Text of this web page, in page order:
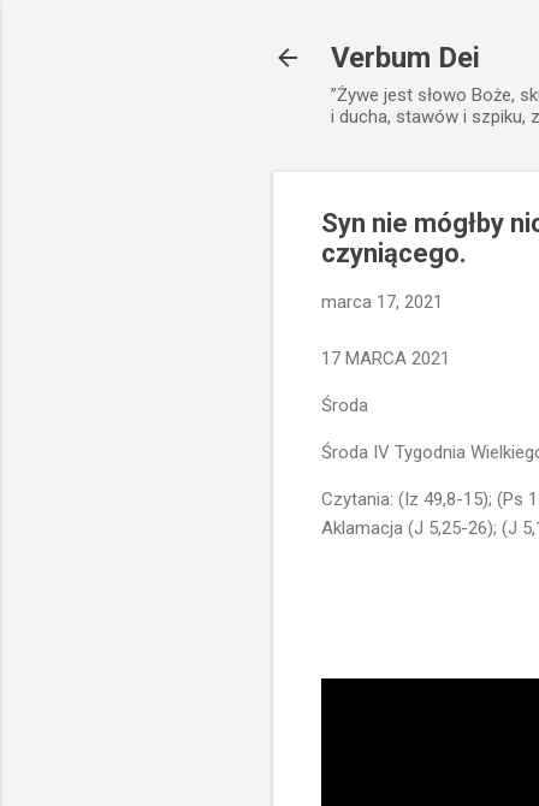
Verbum Dei
”Żywe jest słowo Boże,
i ducha, stawów i szpiku,
Syn nie mógłby
czyniącego.
marca 17, 2021
17 MARCA 2021
Środa
Środa IV Tygodnia
Czytania: (Iz 49,8-15); (Ps
Aklamacja (J 5,25-26); (J